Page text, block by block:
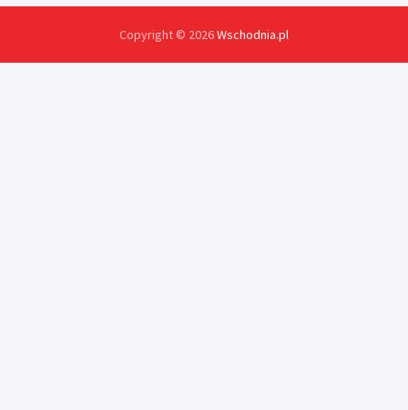
Copyright © 2026Wschodnia.pl